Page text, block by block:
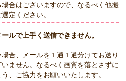
合はございますので、なるべく他撮
定ください。
ルで上手く送信できません。
合、メールを１通１通分けてお送り
ません。なるべく画質を落とさずに
、ご協力をお願いいたします。